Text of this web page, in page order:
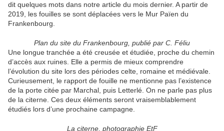
dit quelques mots dans notre article du mois dernier. A partir de
2019, les fouilles se sont déplacées vers le Mur Païen du
Frankenbourg.
Plan du site du Frankenbourg, publié par C. Féliu
Une longue tranchée a été creusée et étudiée, proche du chemin
d’accès aux ruines. Elle a permis de mieux comprendre
l’évolution du site lors des périodes celte, romaine et médiévale.
Curieusement, le rapport de fouille ne mentionne pas l’existence
de la porte citée par Marchal, puis Letterlé. On ne parle pas plus
de la citerne. Ces deux éléments seront vraisemblablement
étudiés lors d’une prochaine campagne.
La citerne, photographie EtF